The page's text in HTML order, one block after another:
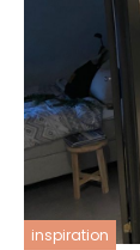
inspiration